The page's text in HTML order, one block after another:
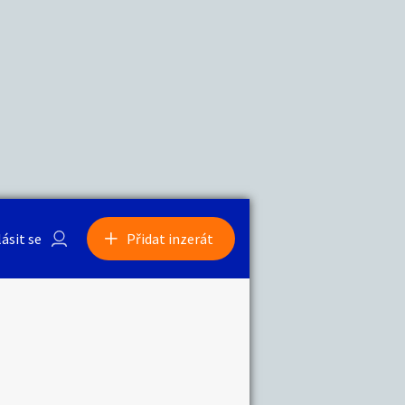
se Přidat inzerát
Sběratelství
0/1000